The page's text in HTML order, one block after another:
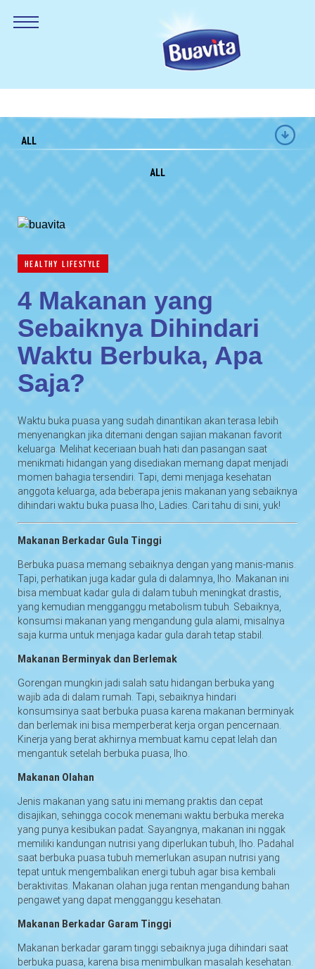
ALL
ALL
HEALTHY LIFESTYLE
4 Makanan yang
Sebaiknya Dihindari
Waktu Berbuka, Apa
Saja?
Waktu buka puasa yang sudah dinantikan akan terasa lebih
menyenangkan jika ditemani dengan sajian makanan favorit
keluarga. Melihat keceriaan buah hati dan pasangan saat
menikmati hidangan yang disediakan memang dapat menjadi
momen bahagia tersendiri. Tapi, demi menjaga kesehatan
anggota keluarga, ada beberapa jenis makanan yang sebaiknya
dihindari waktu buka puasa lho, Ladies. Cari tahu di sini, yuk!
Makanan Berkadar Gula Tinggi
Berbuka puasa memang sebaiknya dengan yang manis-manis.
Tapi, perhatikan juga kadar gula di dalamnya, lho. Makanan ini
bisa membuat kadar gula di dalam tubuh meningkat drastis,
yang kemudian mengganggu metabolism tubuh. Sebaiknya,
konsumsi makanan yang mengandung gula alami, misalnya
saja kurma untuk menjaga kadar gula darah tetap stabil.
Makanan Berminyak dan Berlemak
Gorengan mungkin jadi salah satu hidangan berbuka yang
wajib ada di dalam rumah. Tapi, sebaiknya hindari
konsumsinya saat berbuka puasa karena makanan berminyak
dan berlemak ini bisa memperberat kerja organ pencernaan.
Kinerja yang berat akhirnya membuat kamu cepat lelah dan
mengantuk setelah berbuka puasa, lho.
Makanan Olahan
Jenis makanan yang satu ini memang praktis dan cepat
disajikan, sehingga cocok menemani waktu berbuka mereka
yang punya kesibukan padat. Sayangnya, makanan ini nggak
memiliki kandungan nutrisi yang diperlukan tubuh, lho. Padahal
saat berbuka puasa tubuh memerlukan asupan nutrisi yang
tepat untuk mengembalikan energi tubuh agar bisa kembali
beraktivitas. Makanan olahan juga rentan mengandung bahan
pengawet yang dapat mengganggu kesehatan.
Makanan Berkadar Garam Tinggi
Makanan berkadar garam tinggi sebaiknya juga dihindari saat
berbuka puasa, karena bisa menimbulkan masalah kesehatan.